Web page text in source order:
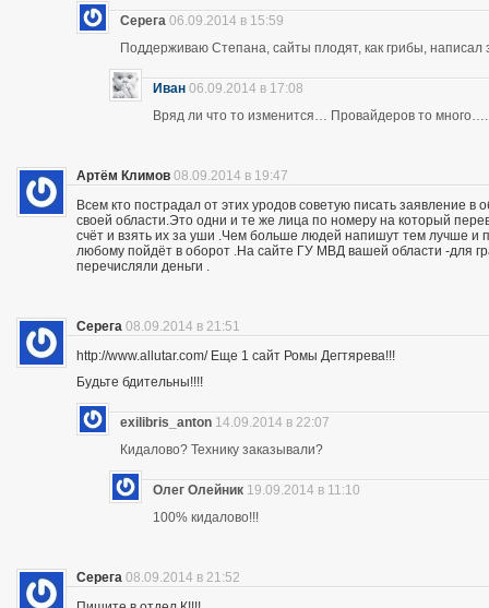
Серега 06.09.2014 в 15:59
Поддерживаю Степана, сайты плодят, как грибы,
Иван 06.09.2014 в 17:08
Вряд ли что то изменится… Провайдеров то много….
Артём Климов 08.09.2014 в 19:47
Всем кто пострадал от этих уродов советую писать заявление
своей области.Это одни и те же лица по номеру на который
счёт и взять их за уши .Чем больше людей напишут тем лучше и
любому пойдёт в оборот .На сайте ГУ МВД вашей области -для
перечисляли деньги .
Серега 08.09.2014 в 21:51
http://www.allutar.com/ Еще 1 сайт Ромы Дегтярева!!!
Будьте бдительны!!!!
exilibris_anton 14.09.2014 в 22:07
Кидалово? Технику заказывали?
Олег Олейник 19.09.2014 в 11:10
100% кидалово!!!
Серега 08.09.2014 в 21:52